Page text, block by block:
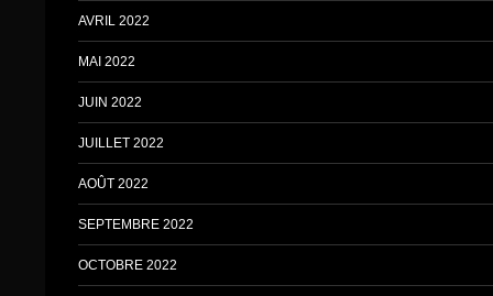
AVRIL 2022
MAI 2022
JUIN 2022
JUILLET 2022
AOÛT 2022
SEPTEMBRE 2022
OCTOBRE 2022